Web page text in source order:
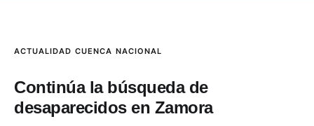
ACTUALIDAD CUENCA NACIONAL
Continúa la búsqueda de
desaparecidos en Zamora